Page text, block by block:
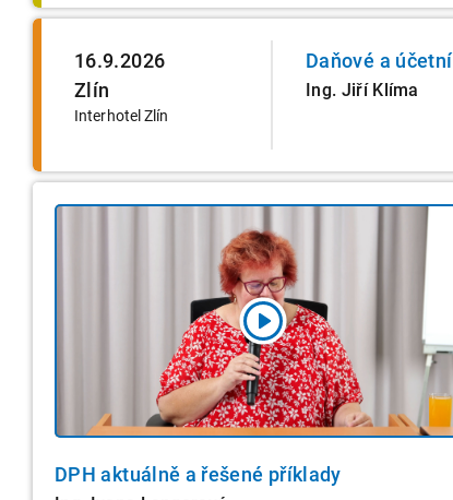
16.9.2026
Zlín
Interhotel Zlín
Daňové a
Ing. Jiří Klíma
DPH aktuálně a řešené příklady